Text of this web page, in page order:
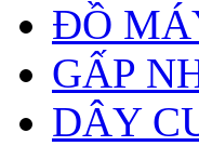
ĐỒ
GẤP
DÂY